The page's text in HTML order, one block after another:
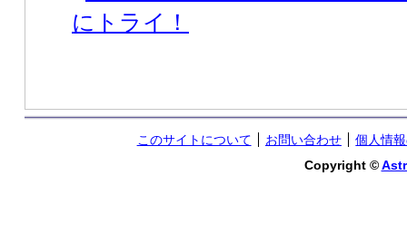
にトライ！
このサイトについて お問い合わせ
個人情
Copyright ©